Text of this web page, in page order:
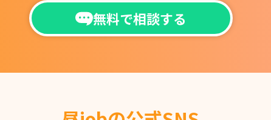
無料で相談する